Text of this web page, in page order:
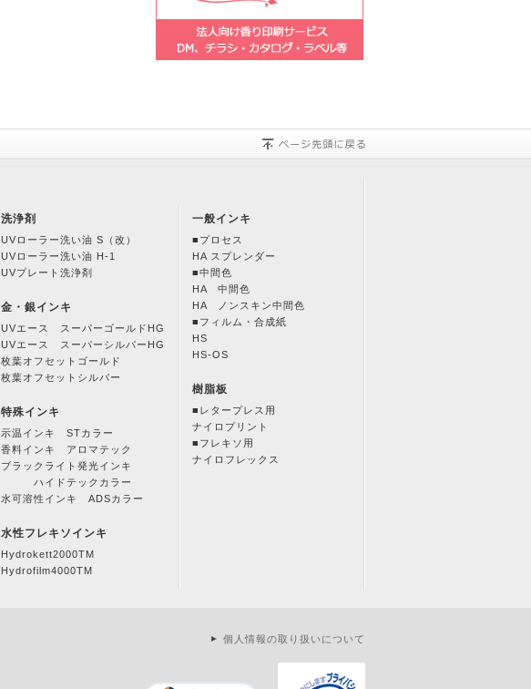
洗浄剤
UVローラー洗い油 S（改）
UVローラー洗い油 H-1
UVプレート洗浄剤
金・銀インキ
UVエース スーパーゴールドHG
UVエース スーパーシルバーHG
枚葉オフセットゴールド
枚葉オフセットシルバー
特殊インキ
示温インキ STカラー
香料インキ アロマテック
ブラックライト発光インキ
ハイドテックカラー
水可溶性インキ ADSカラー
水性フレキソインキ
Hydrokett2000TM
Hydrofilm4000TM
一般インキ
■プロセス
HA スプレンダー
■中間色
HA 中間色
HA ノンスキン中間色
■フィルム・合成紙
HS
HS-OS
樹脂板
■レタープレス用
ナイロプリント
■フレキソ用
ナイロフレックス
個人情報の取り扱いについて